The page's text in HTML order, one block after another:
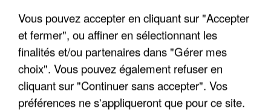
"ON A TOUS LE TRAC"
Vous pouvez accepter en cliquant sur "Accepter
et fermer", ou affiner en sélectionnant les
finalités et/ou partenaires dans "Gérer mes
choix". Vous pouvez également refuser en
cliquant sur "Continuer sans accepter". Vos
préférences ne s'appliqueront que pour ce site.